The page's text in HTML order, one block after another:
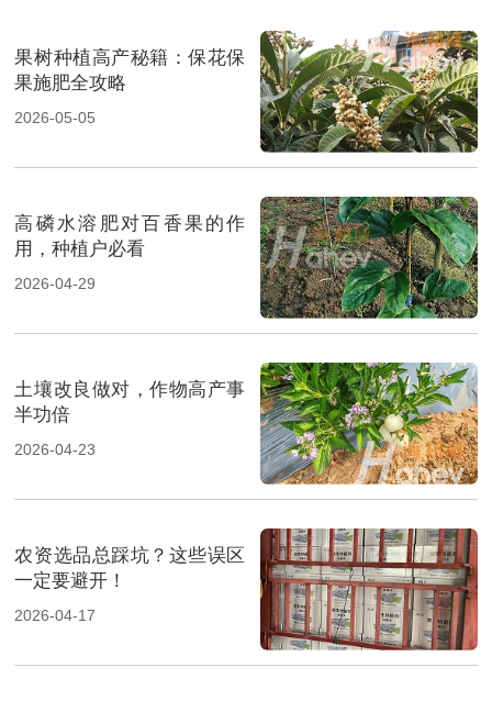
果树种植高产秘籍：保花保
果施肥全攻略
2026-05-05
高磷水溶肥对百香果的作
用，种植户必看
2026-04-29
土壤改良做对，作物高产事
半功倍
2026-04-23
农资选品总踩坑？这些误区
一定要避开！
2026-04-17